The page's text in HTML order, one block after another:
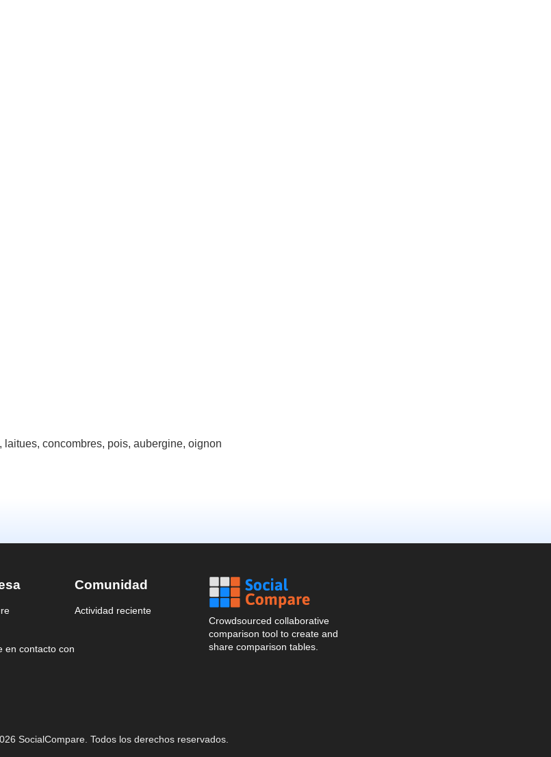
concombres, pois, aubergine, oignon
en contacto con
Comunidad
Actividad reciente
Crowdsourced collaborative
comparison tool to create and
share comparison tables.
SocialCompare. Todos los derechos reservados.